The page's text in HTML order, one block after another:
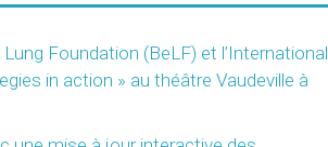
Foundation (BeLF) et l’International
in action » au théâtre Vaudeville à